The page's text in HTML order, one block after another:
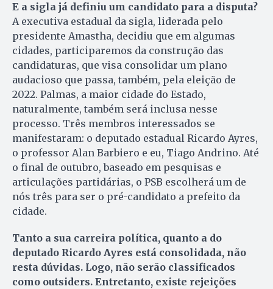
E a sigla já definiu um candidato para a disputa?
A executiva estadual da sigla, liderada pelo
presidente Amastha, decidiu que em algumas
cidades, participaremos da construção das
candidaturas, que visa consolidar um plano
audacioso que passa, também, pela eleição de
2022. Palmas, a maior cidade do Estado,
naturalmente, também será inclusa nesse
processo. Três membros interessados se
manifestaram: o deputado estadual Ricardo Ayres,
o professor Alan Barbiero e eu, Tiago Andrino. Até
o final de outubro, baseado em pesquisas e
articulações partidárias, o PSB escolherá um de
nós três para ser o pré-candidato a prefeito da
cidade.
Tanto a sua carreira política, quanto a do
deputado Ricardo Ayres está consolidada, não
resta dúvidas. Logo, não serão classificados
como outsiders. Entretanto, existe rejeições